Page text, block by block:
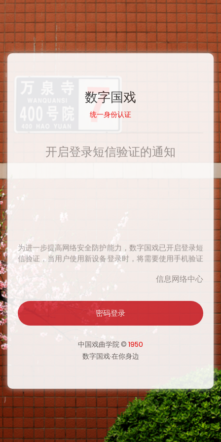
数字国戏
统一身份认证
开启登录短信验证的通知
为进一步提高网络安全防护能力，数字国戏已开启登录短
信验证，当用户使用新设备登录时，将需要使用手机验证
码二次验证身份，验证通过后在一定时期内将无需再次验
证，感谢您对网络安全工作的支持。
为进一步提高网络安全防护能力，数字国戏已开启登录短
信验证，当用户使用新设备登录时，将需要使用手机验证
码二次验证身份，验证通过后在一定时期内将无需再次验
证，感谢您对网络安全工作的支持。
信息网络中心
密码登录
中国戏曲学院 © 1950
数字国戏·在你身边